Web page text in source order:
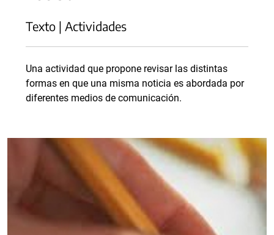
Texto | Actividades
Una actividad que propone revisar las distintas
formas en que una misma noticia es abordada por
diferentes medios de comunicación.